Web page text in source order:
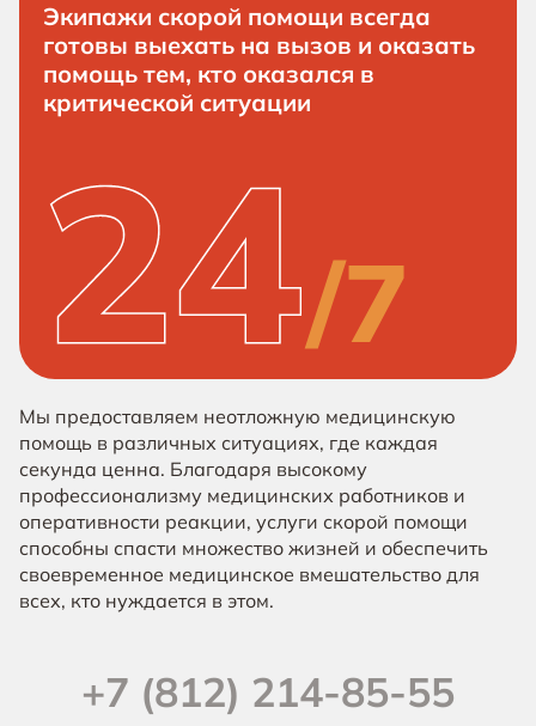
Экипажи скорой помощи всегда
готовы выехать на вызов и оказать
помощь тем, кто оказался в
критической ситуации
Мы предоставляем неотложную медицинскую
помощь в различных ситуациях, где каждая
секунда ценна. Благодаря высокому
профессионализму медицинских работников и
оперативности реакции, услуги скорой помощи
способны спасти множество жизней и обеспечить
своевременное медицинское вмешательство для
всех, кто нуждается в этом.
+7 (812) 214-85-55